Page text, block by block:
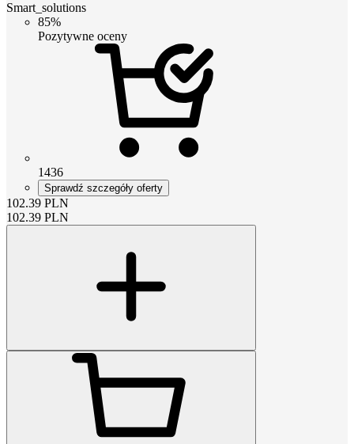
Smart_solutions
85%
Pozytywne oceny
1436
Sprawdź szczegóły oferty
102.39 PLN
102.39 PLN